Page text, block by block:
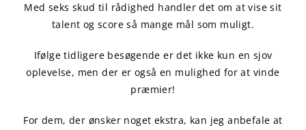
Med seks skud til rådighed handler det om at vise sit
talent og score så mange mål som muligt.
Ifølge tidligere besøgende er det ikke kun en sjov
oplevelse, men der er også en mulighed for at vinde
præmier!
For dem, der ønsker noget ekstra, kan jeg anbefale at